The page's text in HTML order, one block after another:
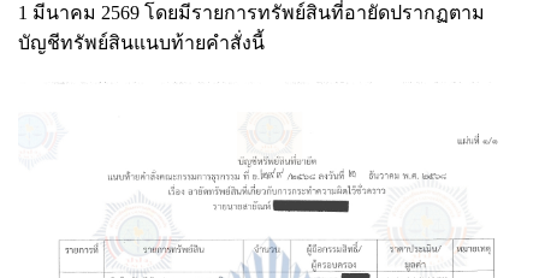
1 มีนาคม 2569 โดยมีรายการทรัพย์สินที่อายัดปรากฏตาม
บัญชีทรัพย์สินแนบท้ายคำสั่งนี้